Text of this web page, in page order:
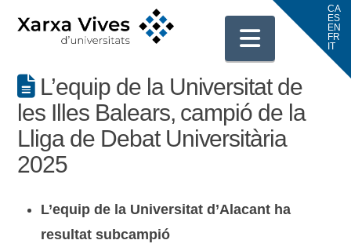
L’equip de la Universitat de
les Illes Balears, campió de la
Lliga de Debat Universitària
2025
L’equip de la Universitat d’Alacant ha
resultat subcampió